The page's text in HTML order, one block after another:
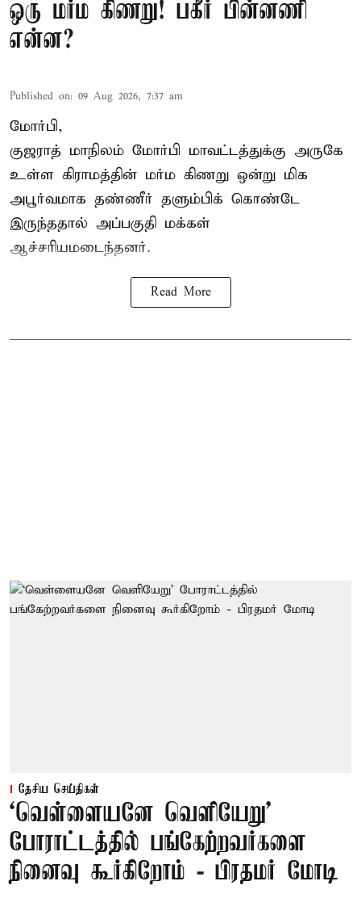
ஒரு மர்ம கிணறு! பகீர் பின்னணி
என்ன?
Published on: 09 Aug 2026, 7:37 am
மோர்பி,
குஜராத் மாநிலம் மோர்பி மாவட்டத்துக்கு அருகே
உள்ள கிராமத்தின் மர்ம கிணறு ஒன்று மிக
அபூர்வமாக தண்ணீர் தளும்பிக் கொண்டே
இருந்ததால் அப்பகுதி மக்கள்
ஆச்சரியமடைந்தனர்.
Read More
தேசிய செய்திகள்
‘வெள்ளையனே வெளியேறு’
போராட்டத்தில் பங்கேற்றவர்களை
நினைவு கூர்கிறோம் - பிரதமர் மோடி